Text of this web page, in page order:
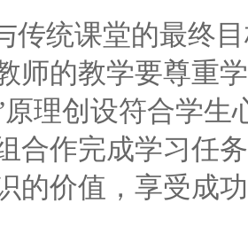
传统课堂的最终
师的教学要尊重
原理创设符合学
合作完成学习任
的价值，享受成